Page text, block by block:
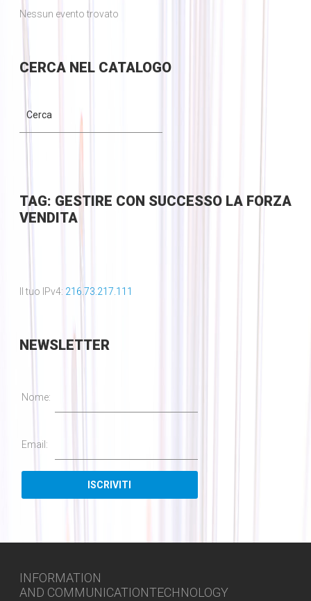
Nessun evento trovato
CERCANEL CATALOGO
TAG: GESTIRE CON SUCCESSO LA FORZA
VENDITA
Il tuo IPv4: 216.73.217.111
NEWSLETTER
Nome:
Email:
INFORMATION
AND COMMUNICATIONTECHNOLOGY